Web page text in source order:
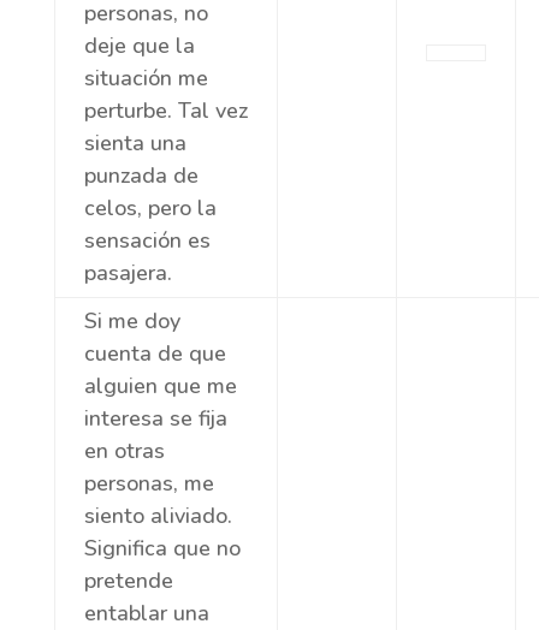
personas, no
deje que la
situación me
perturbe. Tal vez
sienta una
punzada de
celos, pero la
sensación es
pasajera.
Si me doy
cuenta de que
alguien que me
interesa se fija
en otras
personas, me
siento aliviado.
Significa que no
pretende
entablar una